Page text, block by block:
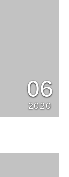
06
2020